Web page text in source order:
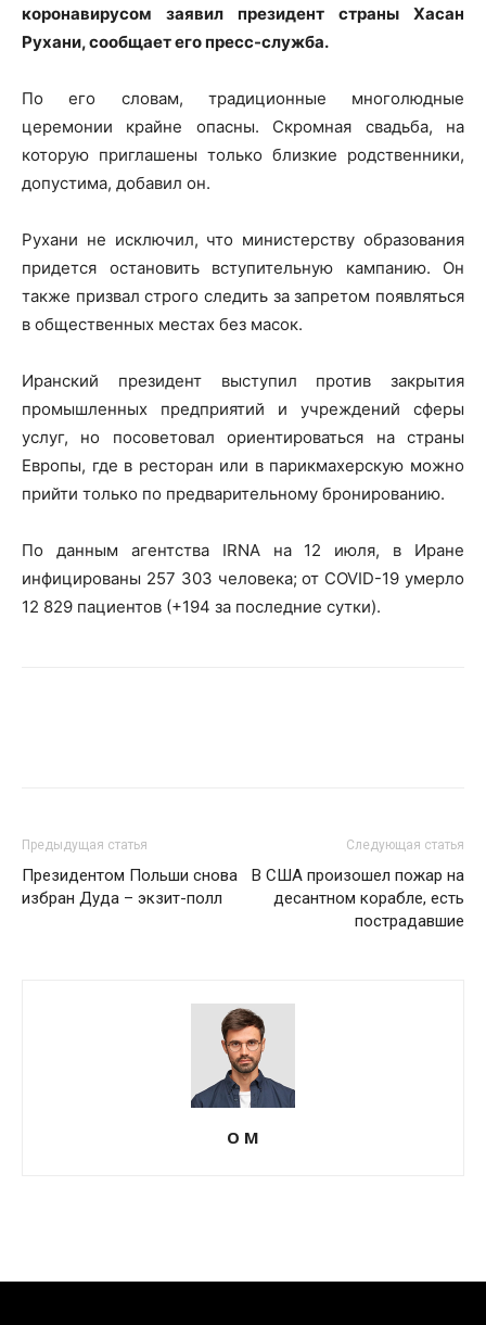
коронавирусом заявил президент страны Хасан
Рухани, сообщает его пресс-служба.
По его словам, традиционные многолюдные
церемонии крайне опасны. Скромная свадьба, на
которую приглашены только близкие родственники,
допустима, добавил он.
Рухани не исключил, что министерству образования
придется остановить вступительную кампанию. Он
также призвал строго следить за запретом появляться
в общественных местах без масок.
Иранский президент выступил против закрытия
промышленных предприятий и учреждений сферы
услуг, но посоветовал ориентироваться на страны
Европы, где в ресторан или в парикмахерскую можно
прийти только по предварительному бронированию.
По данным агентства IRNA на 12 июля, в Иране
инфицированы 257 303 человека; от COVID-19 умерло
12 829 пациентов (+194 за последние сутки).
Предыдущая статья
Президентом Польши снова
избран Дуда – экзит-полл
Следующая статья
В США произошел пожар на
десантном корабле, есть
пострадавшие
О М